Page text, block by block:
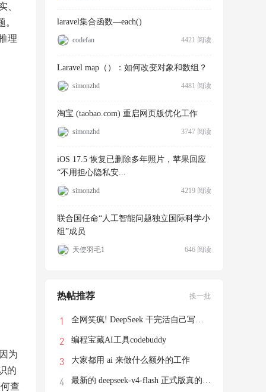
、
理
为
的
查
laravel集合函数—each()
4421 阅读
codefan
Laravel map（）：如何改变对象和数组？
4481 阅读
simonzhd
淘宝 (taobao.com) 重启网页版优化工作
3747 阅读
simonzhd
iOS 17.5 恢复已删除多年照片，苹果回应
“不用担心隐私安...
4219 阅读
simonzhd
联合国任命“人工智能问题独立国际科学小
组”成员
646 阅读
天使羽毛1
热帖推荐 换一批
全网笑疯! DeepSeek 干完活自己写了个游戏
编程宝藏AI工具codebuddy
大家都用 ai 来做什么额外的工作
最新的 deepseek-v4-flash 正式版真的有这